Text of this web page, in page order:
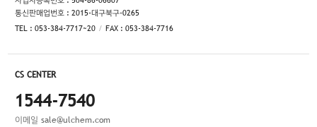
통신판매업번호 : 2015-대구북구-0265
TEL : 053-384-7717~20
FAX : 053-384-7716
CS CENTER
1544-7540
이메일 sale@ulchem.com